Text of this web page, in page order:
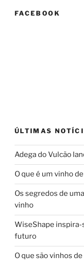
FACEBOOK
ÚLTIMAS
Adega do Vulcão
O que é um vinho
Os segredos de
vinho
WiseShape inspira-
futuro
O que são vinhos